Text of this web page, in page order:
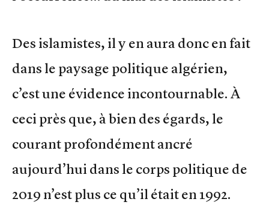
Des islamistes, il y en aura donc en fait
dans le paysage politique algérien,
c’est une évidence incontournable. À
ceci près que, à bien des égards, le
courant profondément ancré
aujourd’hui dans le corps politique de
2019 n’est plus ce qu’il était en 1992.